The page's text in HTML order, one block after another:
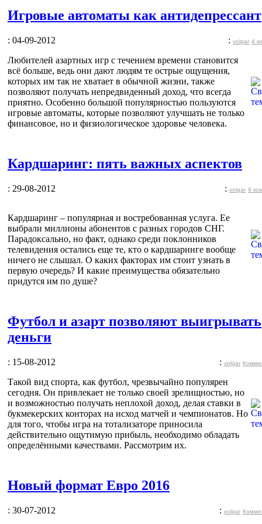
Игровые автоматы как антидепрессант
: 04-09-2012 : volgar 4
Любителей азартных игр с течением времени становится
всё больше, ведь они дают людям те острые ощущения,
которых им так не хватает в обычной жизни, также
позволяют получать непредвиденный доход, что всегда
приятно. Особенно большой популярностью пользуются
игровые автоматы, которые позволяют улучшать не только
финансовое, но и физиологическое здоровье человека.
Кардшаринг: пять важных аспектов
: 29-08-2012 : volgar 9
Кардшаринг – популярная и востребованная услуга. Ее
выбрали миллионы абонентов с разных городов СНГ.
Парадоксально, но факт, однако среди поклонников
телевидения остались еще те, кто о кардшаринге вообще
ничего не слышал. О каких факторах им стоит узнать в
первую очередь? И какие преимущества обязательно
придутся им по душе?
Футбол и азарт позволяют выигрывать
деньги
: 15-08-2012 : volgar
Такой вид спорта, как футбол, чрезвычайно популярен
сегодня. Он привлекает не только своей зрелищностью, но
и возможностью получать неплохой доход, делая ставки в
букмекерских конторах на исход матчей и чемпионатов. Но
для того, чтобы игра на тотализаторе приносила
действительно ощутимую прибыль, необходимо обладать
определёнными качествами. Рассмотрим их.
Новый формат Евро 2016
: 30-07-2012 : volgar